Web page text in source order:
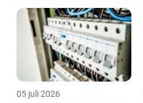
05 juli 2026